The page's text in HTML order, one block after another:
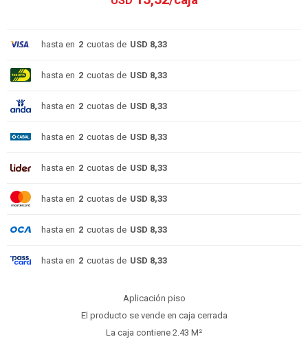
hasta en 2 cuotas de USD 8,33
hasta en 2 cuotas de USD 8,33
hasta en 2 cuotas de USD 8,33
hasta en 2 cuotas de USD 8,33
hasta en 2 cuotas de USD 8,33
hasta en 2 cuotas de USD 8,33
hasta en 2 cuotas de USD 8,33
hasta en 2 cuotas de USD 8,33
Aplicación piso
El producto se vende en caja cerrada
La caja contiene 2.43 M²